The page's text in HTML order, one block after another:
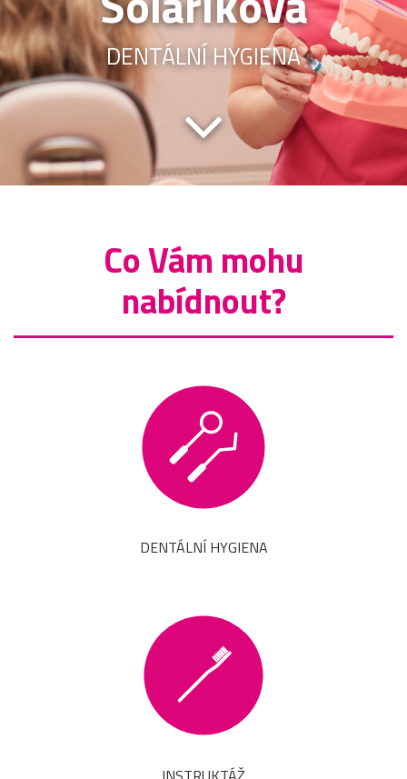
DENTÁLNÍ HYGIENA
Co Vám mohu
nabídnout?
DENTÁLNÍ HYGIENA